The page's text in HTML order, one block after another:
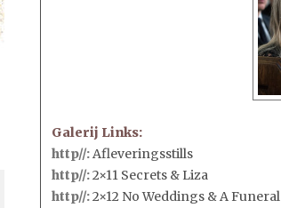
Galerij Links:
http//:Afleveringsstills
http//:2×11 Secrets & Liza
http//:2×12 No Weddings & A Funeral